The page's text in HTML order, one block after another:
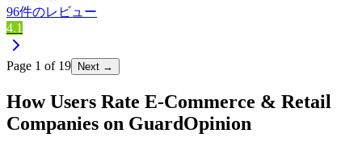
96件のレビュー
4.1
Page 1 of 19 Next →
How Users Rate E-Commerce & Retail
Companies on GuardOpinion